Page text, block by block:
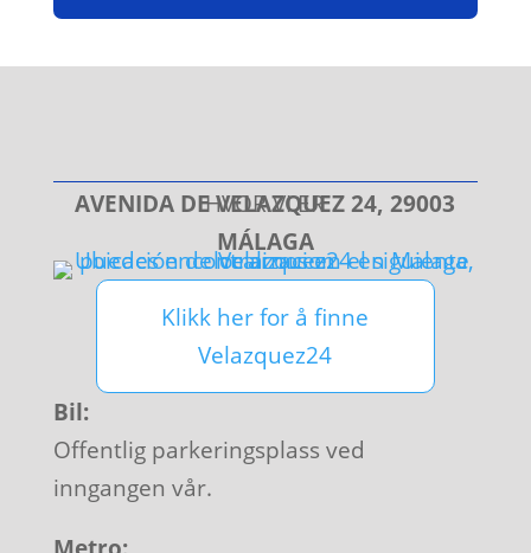
HVOR VI ER
AVENIDA DE VELAZQUEZ 24, 29003
MÁLAGA
Klikk her for å finne
Velazquez24
Bil:
Offentlig parkeringsplass ved
inngangen vår.